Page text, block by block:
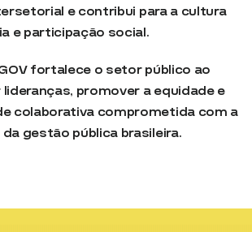
e contribui para a cultura
e participação social.
fortalece o setor público ao
promover a equidade e
colaborativa comprometida com a
gestão pública brasileira.